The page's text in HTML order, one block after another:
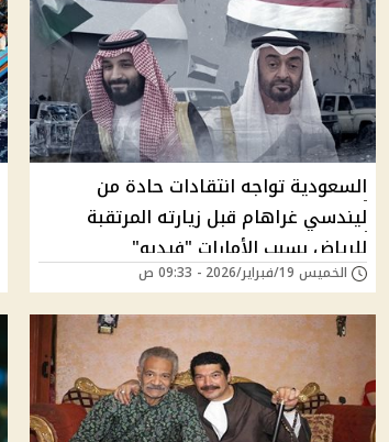
السعودية تواجه انتقادات حادة من
ليندسي غراهام قبل زيارته المرتقبة
للرياض بسبب الأمارات "فيديو"
الخميس 19/فبراير/2026 - 09:33 ص